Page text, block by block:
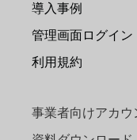
導入事例
管理画面ログイン
利用規約
事業者向けアカウ